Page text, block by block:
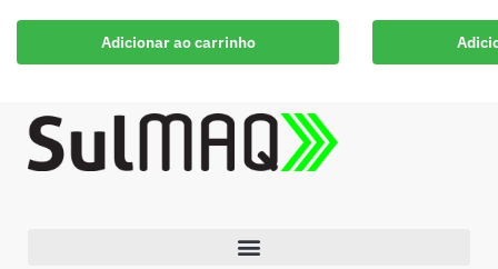
Adicionar ao carrinho